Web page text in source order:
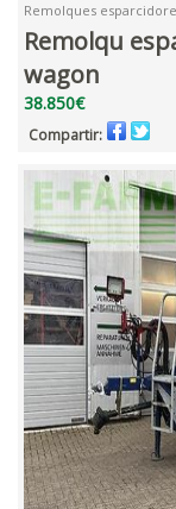
Remolques
Remolqu
wagon
38.850€
Compartir: